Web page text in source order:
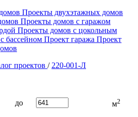
Проекты двухэтажных домов
Проекты домов с гаражом
Проекты домов с цокольным
бассейном Проект гаража Проект
проектов / 220-001-Л
до м2